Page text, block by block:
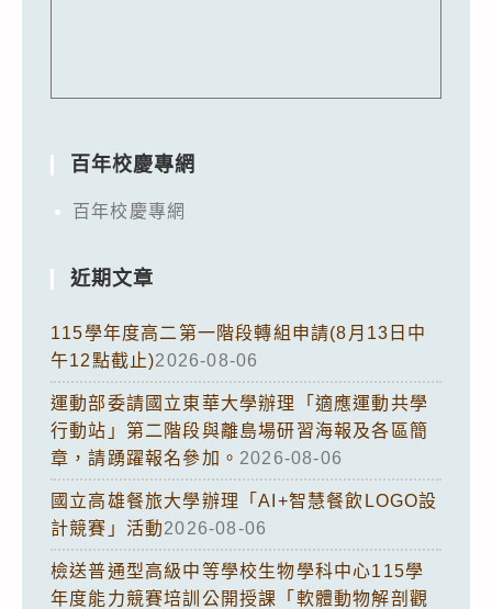
百年校慶專網
百年校慶專網
近期文章
115學年度高二第一階段轉組申請(8月13日中
午12點截止)2026-08-06
運動部委請國立東華大學辦理「適應運動共學
行動站」第二階段與離島場研習海報及各區簡
章，請踴躍報名參加。 2026-08-06
國立高雄餐旅大學辦理「AI+智慧餐飲LOGO設
計競賽」活動2026-08-06
檢送普通型高級中等學校生物學科中心115學
年度能力競賽培訓公開授課「軟體動物解剖觀